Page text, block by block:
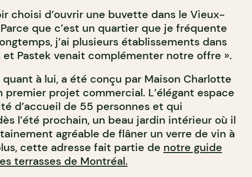
choisi d’ouvrir une buvette dans le Vieux-
que c’est un quartier que je fréquente
j’ai plusieurs établissements dans
et Pastek venait complémenter notre offre ».
quant à lui, a été conçu par Maison Charlotte
premier projet commercial. L’élégant espace
d’accueil de 55 personnes et qui
l’été prochain, un beau jardin intérieur où il
agréable de flâner un verre de vin à
cette adresse fait partie de notre guide
terrasses de Montréal.